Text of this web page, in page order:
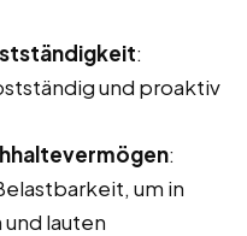
:
und proaktiv
:
um in
lauten